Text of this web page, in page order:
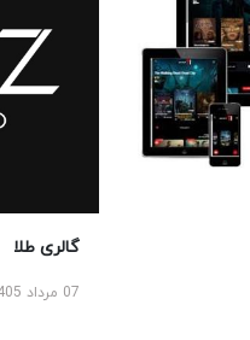
گالری طلا
07 مرداد 1405